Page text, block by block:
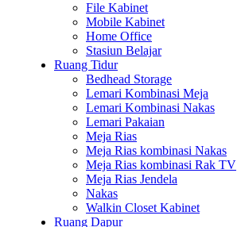
File Kabinet
Mobile Kabinet
Home Office
Stasiun Belajar
Ruang Tidur
Bedhead Storage
Lemari Kombinasi Meja
Lemari Kombinasi Nakas
Lemari Pakaian
Meja Rias
Meja Rias kombinasi Nakas
Meja Rias kombinasi Rak TV
Meja Rias Jendela
Nakas
Walkin Closet Kabinet
Ruang Dapur